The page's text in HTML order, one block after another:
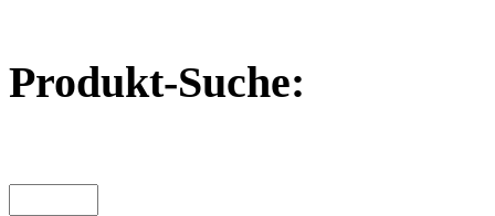
Produkt-Suche: